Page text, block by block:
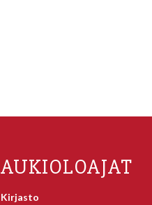
AUKIOLOAJAT
Kirjasto